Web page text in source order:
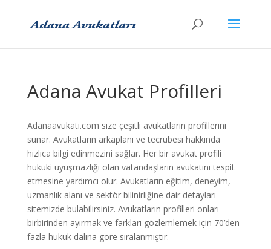
Adana Avukat Profilleri
Adanaavukati.com size çeşitli avukatların profillerini
sunar. Avukatların arkaplanı ve tecrübesi hakkında
hızlıca bilgi edinmezini sağlar. Her bir avukat profili
hukuki uyuşmazlığı olan vatandaşların avukatını tespit
etmesine yardımcı olur. Avukatların eğitim, deneyim,
uzmanlık alanı ve sektör bilinirliğine dair detayları
sitemizde bulabilirsiniz. Avukatların profilleri onları
birbirinden ayırmak ve farkları gözlemlemek için 70’den
fazla hukuk dalına göre sıralanmıştır.